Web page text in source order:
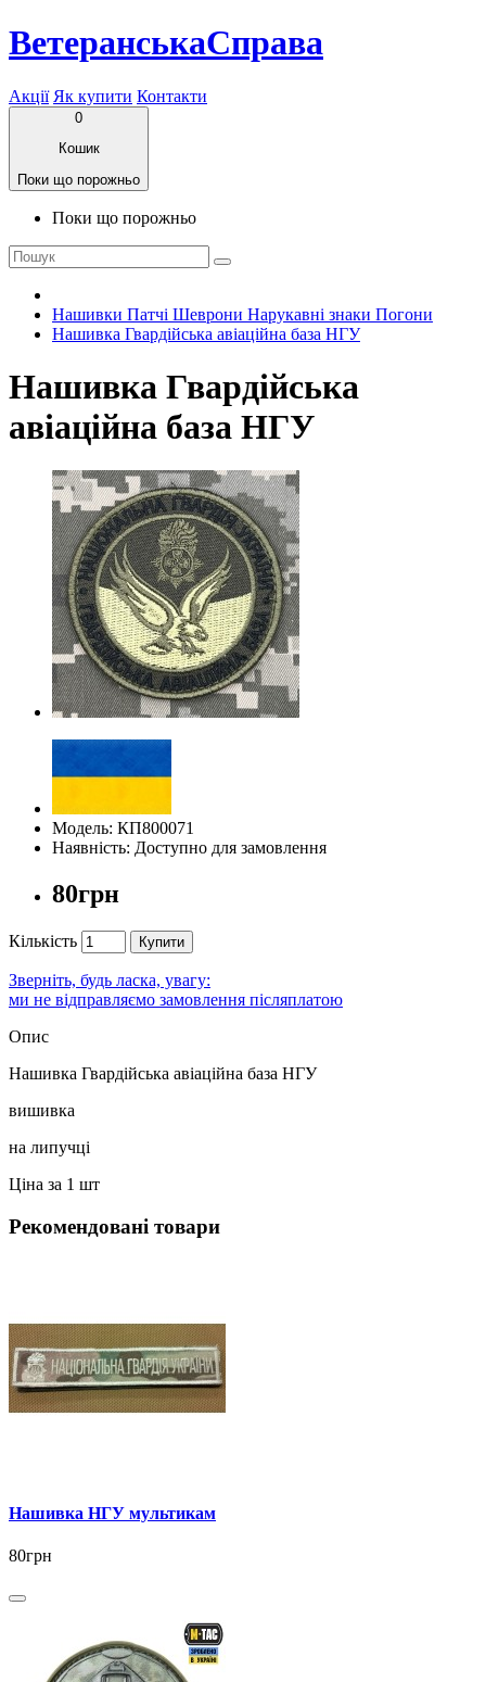
ВетеранськаСправа
Акції Як купити Контакти
0
Кошик
Поки що порожньо
Поки що порожньо
Нашивки Патчі Шеврони Нарукавні знаки Погони
Нашивка Гвардійська авіаційна база НГУ
Нашивка Гвардійська
авіаційна база НГУ
Модель: КП800071
Наявність: Доступно для замовлення
80грн
Кількість Купити
Зверніть, будь ласка, увагу:
ми не відправляємо замовлення післяплатою
Опис
Нашивка Гвардійська авіаційна база НГУ
вишивка
на липучці
Ціна за 1 шт
Рекомендовані товари
Нашивка НГУ мультикам
80грн